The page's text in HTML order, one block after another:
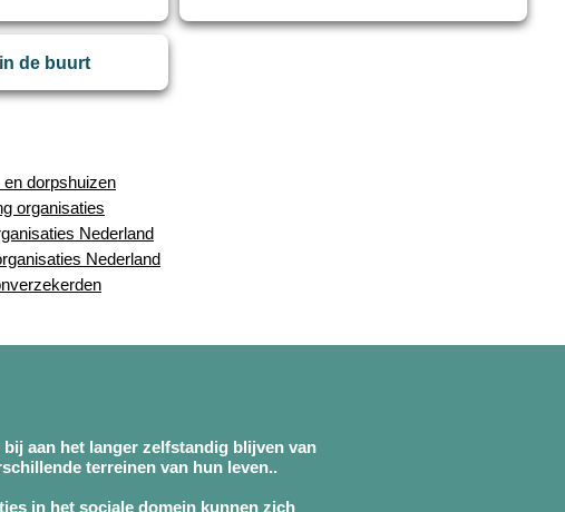
de buurt
dorpshuizen
organisaties
Nederland
Nederland
aan het langer zelfstandig blijven van
terreinen van hun leven..
in het sociale domein kunnen zich